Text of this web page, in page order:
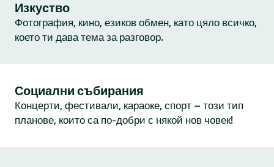
Изкуство
Фотография, кино, езиков обмен, като цяло всичко,
което ти дава тема за разговор.
Социални събирания
Концерти, фестивали, караоке, спорт – този тип
планове, които са по-добри с някой нов човек!